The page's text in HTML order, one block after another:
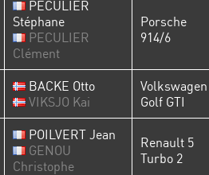
PECULIER
Stéphane
PECULIER
Clément
Porsche
914/6
BACKE Otto
VIKSJO Kai
Volkswagen
Golf GTI
POILVERT Jean
GENOU
Christophe
Renault 5
Turbo 2